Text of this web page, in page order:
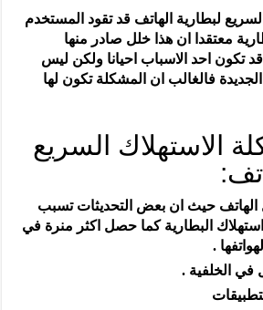
لبطارية الهاتف قد تقود المستخدم
معتقدا ان هذا خلل صادر منها
تكون احد الاسباب احيانا ولكن ليس
فالغالب ان المشكلة تكون لها
الاستهلاك السريع
حيث ان بعض التحديثات تسبب
البطارية كما حصل اكثر منرة في
.
في الخلفية .